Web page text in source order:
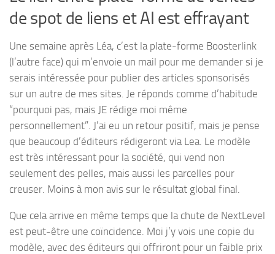
de spot de liens et AI est effrayant
Une semaine après Léa, c’est la plate-forme Boosterlink
(l’autre face) qui m’envoie un mail pour me demander si je
serais intéressée pour publier des articles sponsorisés
sur un autre de mes sites. Je réponds comme d’habitude
“pourquoi pas, mais JE rédige moi même
personnellement”. J’ai eu un retour positif, mais je pense
que beaucoup d’éditeurs rédigeront via Lea. Le modèle
est très intéressant pour la société, qui vend non
seulement des pelles, mais aussi les parcelles pour
creuser. Moins à mon avis sur le résultat global final.
Que cela arrive en même temps que la chute de NextLevel
est peut-être une coïncidence. Moi j’y vois une copie du
modèle, avec des éditeurs qui offriront pour un faible prix